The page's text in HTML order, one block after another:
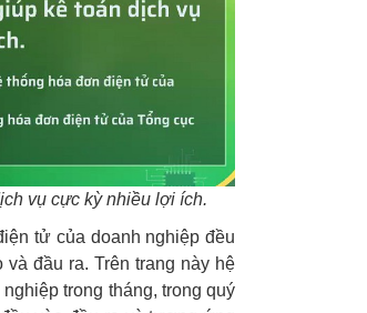
vụ cực kỳ nhiều lợi ích.
tử của doanh nghiệp đều
đầu ra. Trên trang này hệ
trong tháng, trong quý